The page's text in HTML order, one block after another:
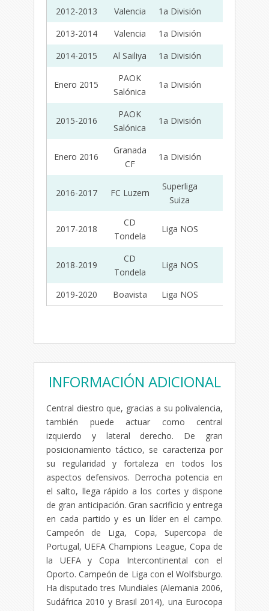
2012-2013
Valencia 1a División
2013-2014
Valencia 1a División
2014-2015
Al Sailiya 1a División
Enero 2015
PAOK
Salónica
1a División
2015-2016
PAOK
Salónica
1a División
Enero 2016
Granada
CF
1a División
2016-2017 FC Luzern
Superliga
Suiza
2017-2018
CD
Tondela
Liga NOS
2018-2019
CD
Tondela
Liga NOS
2019-2020 Boavista Liga NOS
INFORMACIÓN ADICIONAL
Central diestro que, gracias a su polivalencia,
también puede actuar como central
izquierdo y lateral derecho. De gran
posicionamiento táctico, se caracteriza por
su regularidad y fortaleza en todos los
aspectos defensivos. Derrocha potencia en
el salto, llega rápido a los cortes y dispone
de gran anticipación. Gran sacrificio y entrega
en cada partido y es un líder en el campo.
Campeón de Liga, Copa, Supercopa de
Portugal, UEFA Champions League, Copa de
la UEFA y Copa Intercontinental con el
Oporto. Campeón de Liga con el Wolfsburgo.
Ha disputado tres Mundiales (Alemania 2006,
Sudáfrica 2010 y Brasil 2014), una Eurocopa